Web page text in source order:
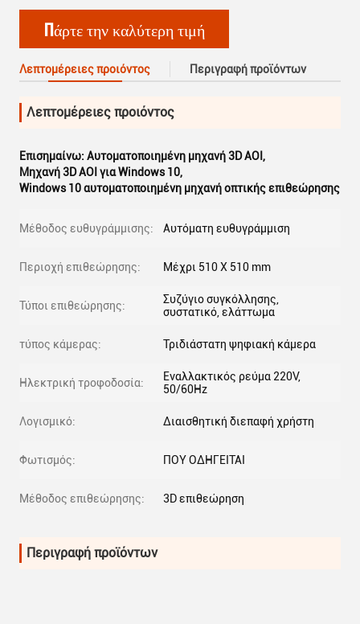
Πάρτε την καλύτερη τιμή
Λεπτομέρειες προιόντος Περιγραφή προϊόντων
Λεπτομέρειες προιόντος
Επισημαίνω: Αυτοματοποιημένη μηχανή 3D AOI ,
Μηχανή 3D AOI για Windows 10,
Windows 10 αυτοματοποιημένη μηχανή οπτικής επιθεώρησης
Μέθοδος ευθυγράμμισης: Αυτόματη ευθυγράμμιση
Περιοχή επιθεώρησης: Μέχρι 510 X 510 mm
Τύποι επιθεώρησης:
Συζύγιο συγκόλλησης,
συστατικό, ελάττωμα
τύπος κάμερας: Τριδιάστατη ψηφιακή κάμερα
Ηλεκτρική τροφοδοσία:
Εναλλακτικός ρεύμα 220V,
50/60Hz
Λογισμικό: Διαισθητική διεπαφή χρήστη
Φωτισμός: ΠΟΥ ΟΔΗΓΕΙΤΑΙ
Μέθοδος επιθεώρησης: 3D επιθεώρηση
Περιγραφή προϊόντων